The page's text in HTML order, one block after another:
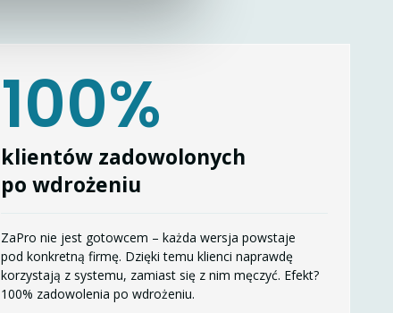
100%
klientów zadowolonych
po wdrożeniu
ZaPro nie jest gotowcem – każda wersja powstaje
pod konkretną firmę. Dzięki temu klienci naprawdę
korzystają z systemu, zamiast się z nim męczyć. Efekt?
100% zadowolenia po wdrożeniu.